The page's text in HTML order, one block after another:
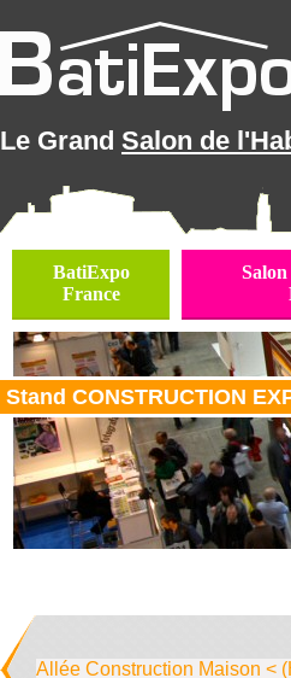
Le Grand Salon de
BatiExpo
France
Stand CONSTRUCTION
Allée Construction Maison <